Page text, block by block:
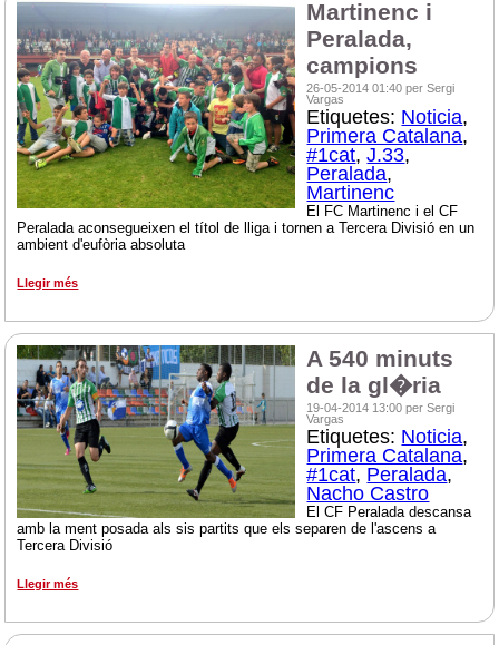
Martinenc i
Peralada,
campions
26-05-2014 01:40 per Sergi
Vargas
Etiquetes: Noticia,
Primera Catalana,
#1cat,J.33,
Peralada,
Martinenc
El FC Martinenc i el CF
Peralada aconsegueixen el títol de lliga i tornen a Tercera Divisió en un
ambient d'eufòria absoluta
Llegir més
A 540 minuts
de la gl�ria
19-04-2014 13:00 per Sergi
Vargas
Etiquetes: Noticia,
Primera Catalana,
#1cat, Peralada,
Nacho Castro
El CF Peralada descansa
amb la ment posada als sis partits que els separen de l'ascens a
Tercera Divisió
Llegir més